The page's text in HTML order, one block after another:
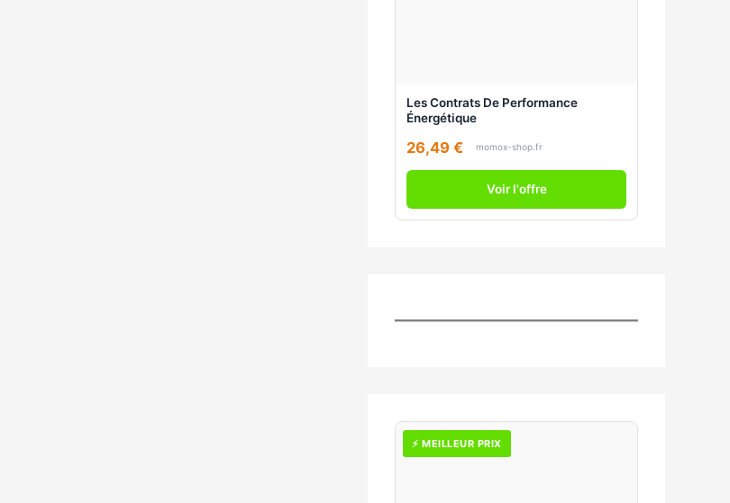
Les Contrats De Performance
Énergétique
26,49 € momox-shop.fr
Voir l'offre
⚡ MEILLEUR PRIX